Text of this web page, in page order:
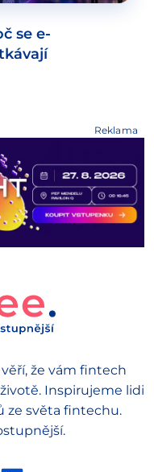
se e-
Reklama
že vám fintech
Inspirujeme lidi
ze světa fintechu.